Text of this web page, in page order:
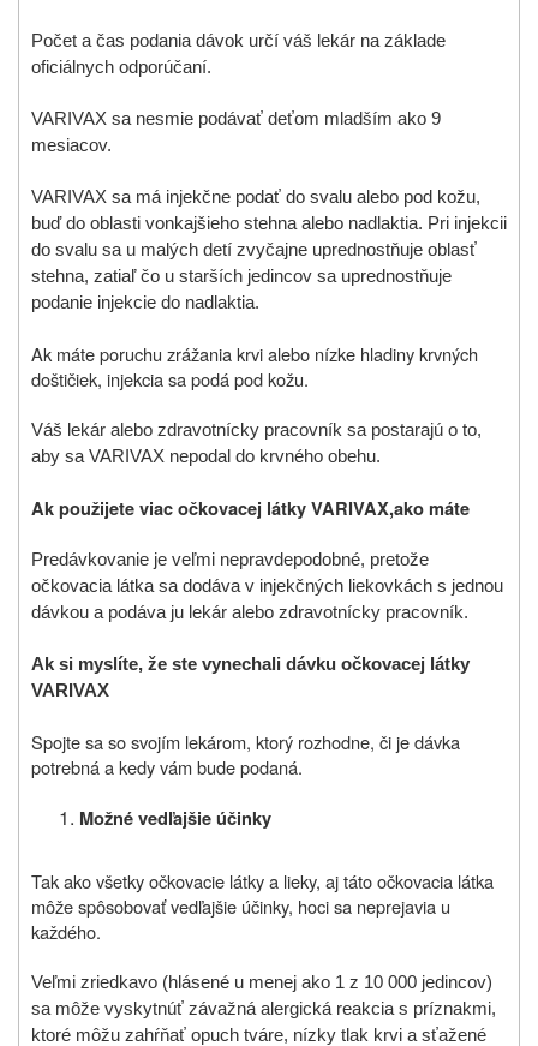
Počet a čas podania dávok určí váš lekár na základe
oficiálnych odporúčaní.
VARIVAX sa nesmie podávať deťom mladším ako 9
mesiacov.
VARIVAX sa má injekčne podať do svalu alebo pod kožu,
buď do oblasti vonkajšieho stehna alebo nadlaktia. Pri injekcii
do svalu sa u malých detí zvyčajne uprednostňuje oblasť
stehna, zatiaľ čo u starších jedincov sa uprednostňuje
podanie injekcie do nadlaktia.
Ak máte poruchu zrážania krvi alebo nízke hladiny krvných
doštičiek, injekcia sa podá pod kožu.
Váš lekár alebo zdravotnícky pracovník sa postarajú o to,
aby sa VARIVAX nepodal do krvného obehu.
Ak použijete viac očkovacej látkyVARIVAX,ako máte
Predávkovanie je veľmi nepravdepodobné, pretože
očkovacia látka sa dodáva v injekčných liekovkách s jednou
dávkou a podáva ju lekár alebo zdravotnícky pracovník.
Ak si myslíte, že ste vynechali dávku očkovacej látky
VARIVAX
Spojte sa so svojím lekárom, ktorý rozhodne, či je dávka
potrebná a kedy vám bude podaná.
Možné vedľajšie účinky
Tak ako všetky očkovacie látky a lieky, aj táto očkovacia látka
môže spôsobovať vedľajšie účinky, hoci sa neprejavia u
každého.
Veľmi zriedkavo (hlásené u menej ako 1 z 10 000 jedincov)
sa môže vyskytnúť závažná alergická reakcia s príznakmi,
ktoré môžu zahŕňať opuch tváre, nízky tlak krvi a sťažené